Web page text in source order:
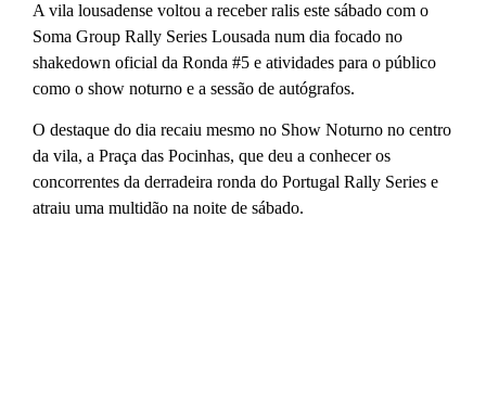
A vila lousadense voltou a receber ralis este sábado com o
Soma Group Rally Series Lousada num dia focado no
shakedown oficial da Ronda #5 e atividades para o público
como o show noturno e a sessão de autógrafos.
O destaque do dia recaiu mesmo no Show Noturno no centro
da vila, a Praça das Pocinhas, que deu a conhecer os
concorrentes da derradeira ronda do Portugal Rally Series e
atraiu uma multidão na noite de sábado.